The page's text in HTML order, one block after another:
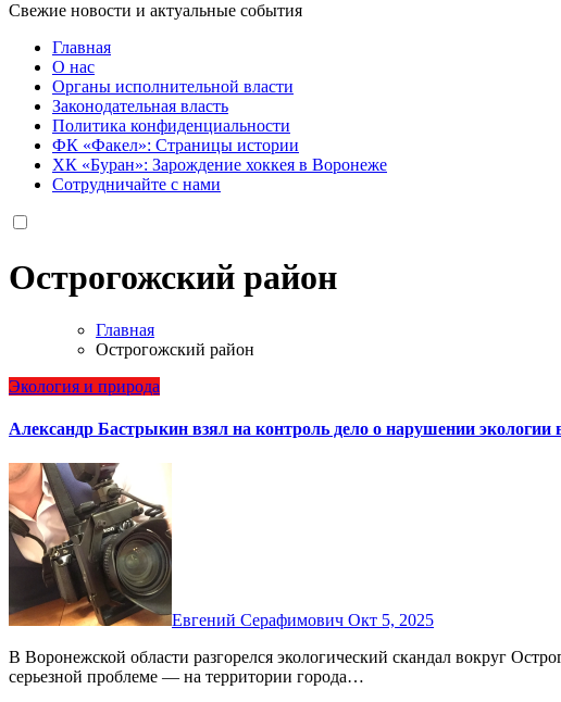
Свежие новости и актуальные события
Главная
О нас
Органы исполнительной власти
Законодательная власть
Политика конфиденциальности
ФК «Факел»: Страницы истории
ХК «Буран»: Зарождение хоккея в Воронеже
Сотрудничайте с нами
Острогожский район
Главная
Острогожский район
Экология и природа
Александр Бастрыкин взял на контроль дело о нарушении экологии
Евгений Серафимович Окт 5, 2025
В Воронежской области разгорелся экологический скандал вокруг Острогожска. Местные жители сообщили о
серьезной проблеме — на территории города…